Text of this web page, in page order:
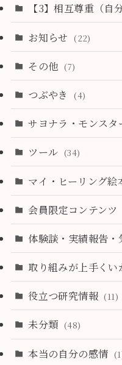
【3】相互尊重（自
お知らせ (22)
その他 (7)
つぶやき (4)
サヨナラ・モンスタ
ツール (34)
マイ・ヒーリング絵
会員限定コンテンツ
体験談・実績報告
取り組みが上手くい
役立つ研究情報 (11)
未分類 (48)
本当の自分の感情